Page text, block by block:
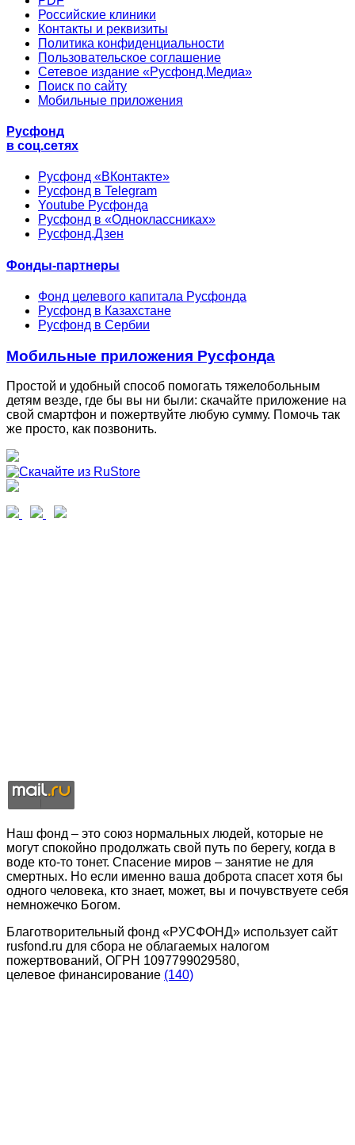
Российские клиники
Контакты и реквизиты
Политика конфиденциальности
Пользовательское соглашение
Сетевое издание «Русфонд.Медиа»
Поиск по сайту
Мобильные приложения
Русфонд
в соц.сетях
Русфонд «ВКонтакте»
Русфонд в Telegram
Youtube Русфонда
Русфонд в «Одноклассниках»
Русфонд.Дзен
Фонды-партнеры
Фонд целевого капитала Русфонда
Русфонд в Казахстане
Русфонд в Сербии
Мобильные приложения Русфонда
Простой и удобный способ помогать тяжелобольным
детям везде, где бы вы ни были: скачайте приложение на
свой смартфон и пожертвуйте любую сумму. Помочь так
же просто, как позвонить.
Наш фонд – это союз нормальных людей, которые не
могут спокойно продолжать свой путь по берегу, когда в
воде кто-то тонет. Спасение миров – занятие не для
смертных. Но если именно ваша доброта спасет хотя бы
одного человека, кто знает, может, вы и почувствуете себя
немножечко Богом.
Благотворительный фонд «РУСФОНД» использует сайт
rusfond.ru для сбора не облагаемых налогом
пожертвований, ОГРН 1097799029580,
целевое финансирование (140)